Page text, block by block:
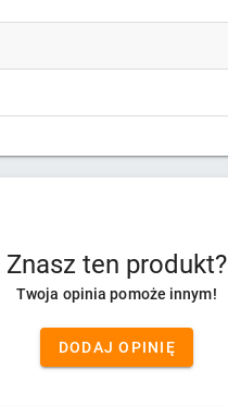
Znasz ten produkt?
Twoja opinia pomoże innym!
DODAJ OPINIĘ